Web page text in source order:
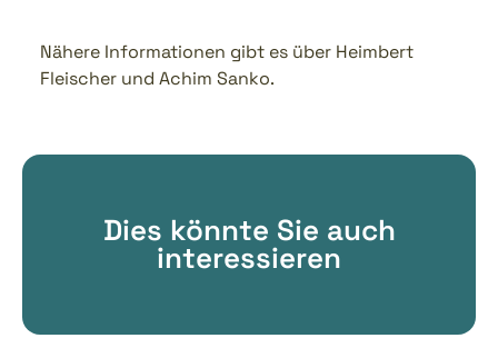
Nähere Informationen gibt es über Heimbert
Fleischer und Achim Sanko.
Dies könnte Sie auch
interessieren